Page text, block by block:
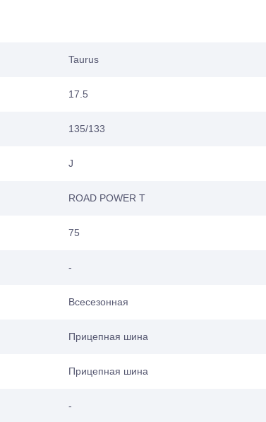
Taurus
17.5
135/133
J
ROAD POWER T
75
-
Всесезонная
Прицепная шина
Прицепная шина
-